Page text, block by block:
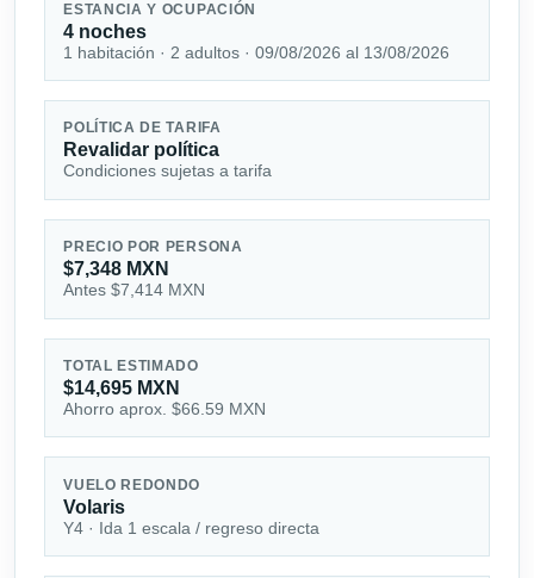
ESTANCIA Y OCUPACIÓN
4 noches
1 habitación · 2 adultos · 09/08/2026 al 13/08/2026
POLÍTICA DE TARIFA
Revalidar política
Condiciones sujetas a tarifa
PRECIO POR PERSONA
$7,348 MXN
Antes $7,414 MXN
TOTAL ESTIMADO
$14,695 MXN
Ahorro aprox. $66.59 MXN
VUELO REDONDO
Volaris
Y4 · Ida 1 escala / regreso directa